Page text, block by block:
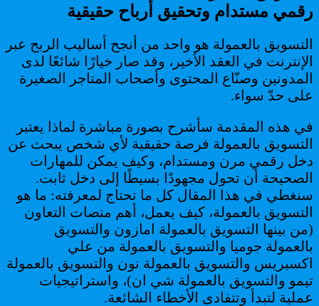
رقمي مستدام وتحقيق أرباح حقيقية
التسويق بالعمولة هو واحد من أنجح أساليب الربح عبر
الإنترنت في العقد الأخير، وقد صار خيارًا شائعًا لدى
المدونين وصنّاع المحتوى وأصحاب المتاجر الصغيرة
على حدّ سواء.
في هذه المقدمة سأشرح بصورة مباشرة لماذا يعتبر
التسويق بالعمولة فرصة حقيقية لأي شخص يبحث عن
دخل رقمي مرن ومستدام، وكيف يمكن للمهارات
الصحيحة أن تحول مجهودًا بسيطًا إلى دخل ثابت.
سنغطي في هذا المقال كل ما تحتاج لمعرفته: ما هو
التسويق بالعمولة، كيف يعمل، أهم منصات التعاون
(من بينها التسويق بالعمولة امازون والتسويق
بالعمولة جوميا والتسويق بالعمولة من علي
اكسبريس والتسويق بالعمولة نون والتسويق بالعمولة
تيمو والتسويق بالعمولة شي ان)، واستراتيجيات
عملية لتبدأ وتتفادى الأخطاء الشائعة.